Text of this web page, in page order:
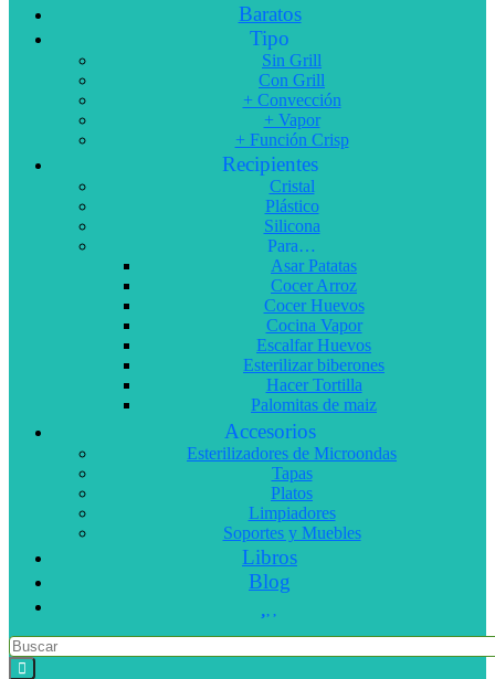
Baratos
Tipo
Sin Grill
Con Grill
+ Convección
+ Vapor
+ Función Crisp
Recipientes
Cristal
Plástico
Silicona
Para…
Asar Patatas
Cocer Arroz
Cocer Huevos
Cocina Vapor
Escalfar Huevos
Esterilizar biberones
Hacer Tortilla
Palomitas de maiz
Accesorios
Esterilizadores de Microondas
Tapas
Platos
Limpiadores
Soportes y Muebles
Libros
Blog